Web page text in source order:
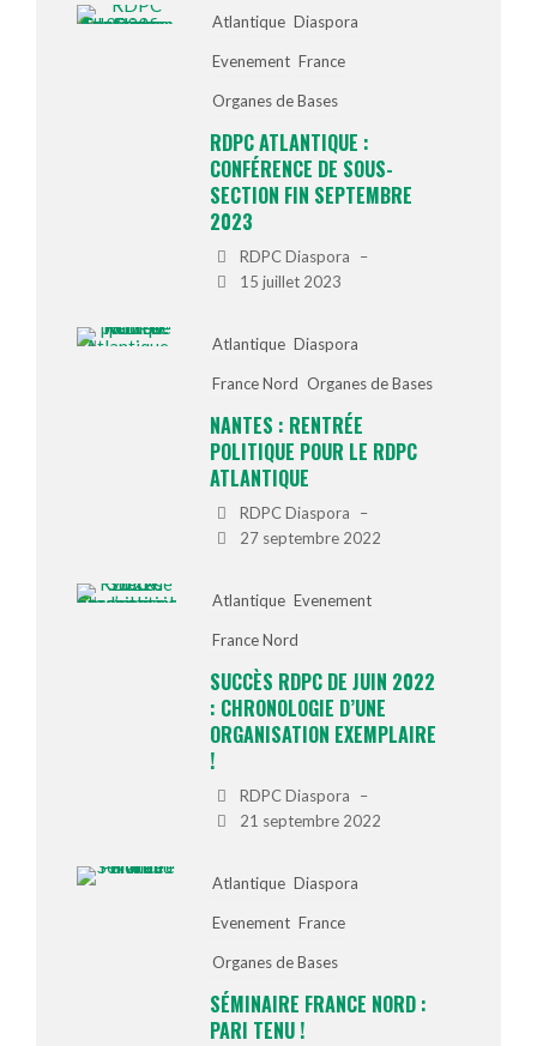
Atlantique Diaspora
Evenement France
Organes de Bases
RDPC ATLANTIQUE :
CONFÉRENCE DE SOUS-
SECTION FIN SEPTEMBRE
2023
RDPC Diaspora
–
15 juillet 2023
Atlantique Diaspora
France Nord Organes de Bases
NANTES : RENTRÉE
POLITIQUE POUR LE RDPC
ATLANTIQUE
RDPC Diaspora
–
27 septembre 2022
Atlantique Evenement
France Nord
SUCCÈS RDPC DE JUIN 2022
: CHRONOLOGIE D’UNE
ORGANISATION EXEMPLAIRE
!
RDPC Diaspora
–
21 septembre 2022
Atlantique Diaspora
Evenement France
Organes de Bases
SÉMINAIRE FRANCE NORD :
PARI TENU !